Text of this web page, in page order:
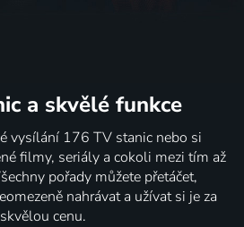
a skvělé funkce
vysílání 176 TV stanic nebo si
filmy, seriály a cokoli mezi tím až
pořady můžete přetáčet,
nahrávat a užívat si je za
skvělou cenu.